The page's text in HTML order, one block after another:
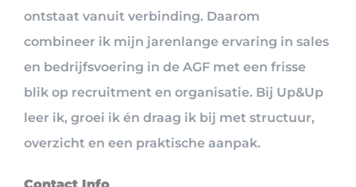
ontstaat vanuit verbinding. Daarom
combineer ik mijn jarenlange ervaring in sales
en bedrijfsvoering in de AGF met een frisse
blik op recruitment en organisatie. Bij Up&Up
leer ik, groei ik én draag ik bij met structuur,
overzicht en een praktische aanpak.